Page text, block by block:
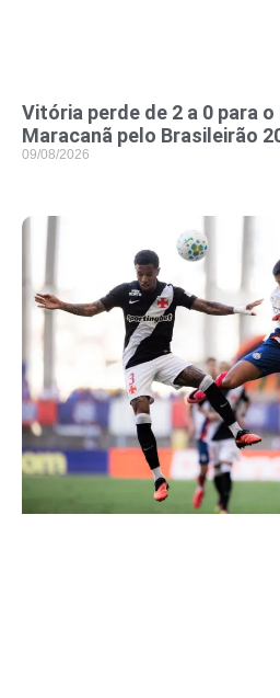
Vitória perde de 2 a 0 para
Maracanã pelo Brasileirão
09/08/2026